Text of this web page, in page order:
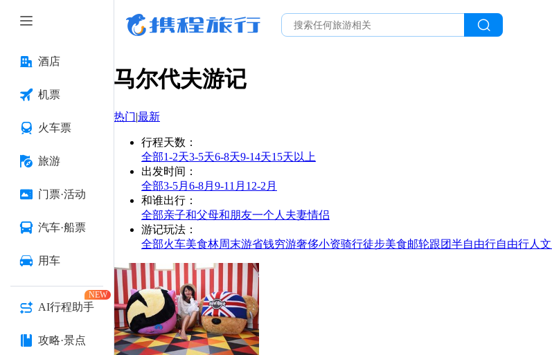
酒店
机票
火车票
旅游
门票·活动
汽车·船票
用车
AI行程助手
NEW
攻略·景点
马尔代夫游记
热门|最新
行程天数 ：
全部1-2天3-5天6-8天9-14天15天以上
出发时间 ：
全部3-5月 6-8月 9-11月 12-2月
和谁出行 ：
全部亲子和父母和朋友一个人 夫妻情侣
游记玩法 ：
全部火车美食林周末游省钱穷游奢侈小资骑行徒步美食邮轮跟团半自由行自由行人文